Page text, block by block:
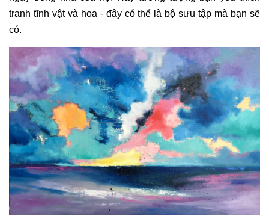
tranh tĩnh vật và hoa - đây có thể là bộ sưu tập mà bạn sẽ
có.